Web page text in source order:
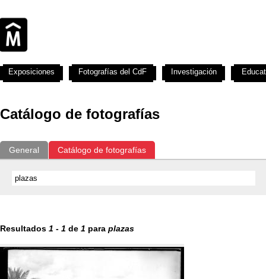
Catálogo de fotografías
General Catálogo de fotografías
Resultados 1 - 1 de 1 para plazas
Exposiciones Fotografías del CdF Investigación